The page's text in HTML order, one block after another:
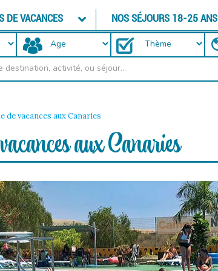
DE VACANCES NOS SÉJOURS 18-25 ANS
de vacances aux Canaries
aux Canaries